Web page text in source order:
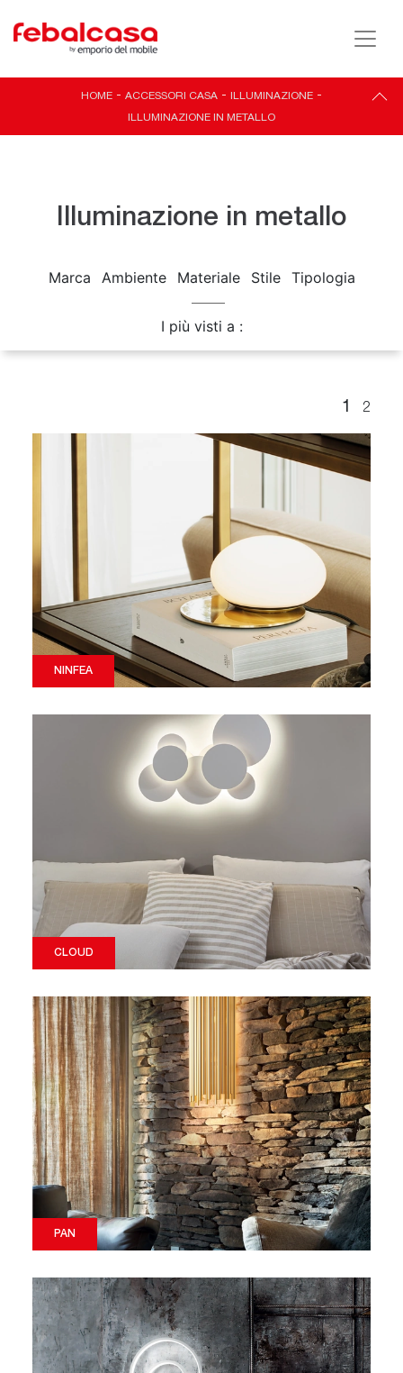
HOME - ACCESSORI CASA - ILLUMINAZIONE -
ILLUMINAZIONE IN METALLO
Illuminazione in metallo
Marca Ambiente Materiale Stile Tipologia
I più visti a :
1 2
NINFEA
CLOUD
PAN